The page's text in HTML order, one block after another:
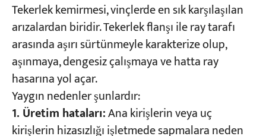
Tekerlek kemirmesi, vinçlerde en sık karşılaşılan
arızalardan biridir. Tekerlek flanşı ile ray tarafı
arasında aşırı sürtünmeyle karakterize olup,
aşınmaya, dengesiz çalışmaya ve hatta ray
hasarına yol açar.
Yaygın nedenler şunlardır:
1. Üretim hataları:Ana kirişlerin veya uç
kirişlerin hizasızlığı işletmede sapmalara neden